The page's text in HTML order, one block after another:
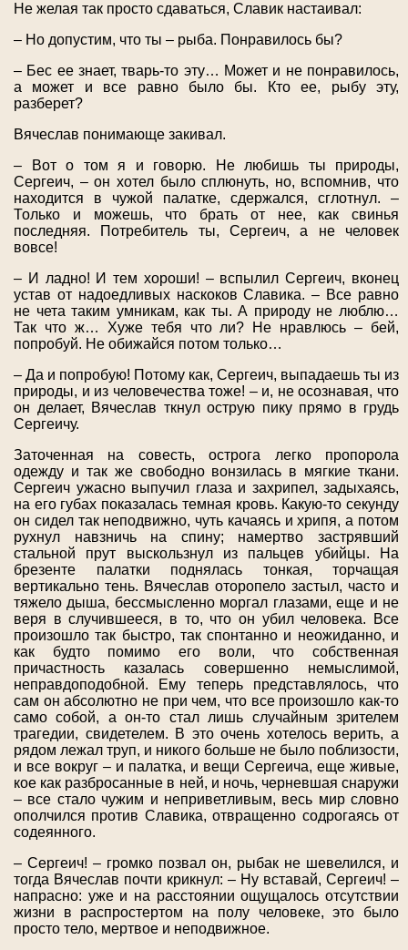
Не желая так просто сдаваться, Славик настаивал:
– Но допустим, что ты – рыба. Понравилось бы?
– Бес ее знает, тварь-то эту… Может и не понравилось,
а может и все равно было бы. Кто ее, рыбу эту,
разберет?
Вячеслав понимающе закивал.
– Вот о том я и говорю. Не любишь ты природы,
Сергеич, – он хотел было сплюнуть, но, вспомнив, что
находится в чужой палатке, сдержался, сглотнул. –
Только и можешь, что брать от нее, как свинья
последняя. Потребитель ты, Сергеич, а не человек
вовсе!
– И ладно! И тем хороши! – вспылил Сергеич, вконец
устав от надоедливых наскоков Славика. – Все равно
не чета таким умникам, как ты. А природу не люблю…
Так что ж… Хуже тебя что ли? Не нравлюсь – бей,
попробуй. Не обижайся потом только…
– Да и попробую! Потому как, Сергеич, выпадаешь ты из
природы, и из человечества тоже! – и, не осознавая, что
он делает, Вячеслав ткнул острую пику прямо в грудь
Сергеичу.
Заточенная на совесть, острога легко пропорола
одежду и так же свободно вонзилась в мягкие ткани.
Сергеич ужасно выпучил глаза и захрипел, задыхаясь,
на его губах показалась темная кровь. Какую-то секунду
он сидел так неподвижно, чуть качаясь и хрипя, а потом
рухнул навзничь на спину; намертво застрявший
стальной прут выскользнул из пальцев убийцы. На
брезенте палатки поднялась тонкая, торчащая
вертикально тень. Вячеслав оторопело застыл, часто и
тяжело дыша, бессмысленно моргал глазами, еще и не
веря в случившееся, в то, что он убил человека. Все
произошло так быстро, так спонтанно и неожиданно, и
как будто помимо его воли, что собственная
причастность казалась совершенно немыслимой,
неправдоподобной. Ему теперь представлялось, что
сам он абсолютно не при чем, что все произошло как-то
само собой, а он-то стал лишь случайным зрителем
трагедии, свидетелем. В это очень хотелось верить, а
рядом лежал труп, и никого больше не было поблизости,
и все вокруг – и палатка, и вещи Сергеича, еще живые,
кое как разбросанные в ней, и ночь, черневшая снаружи
– все стало чужим и неприветливым, весь мир словно
ополчился против Славика, отвращенно содрогаясь от
содеянного.
– Сергеич! – громко позвал он, рыбак не шевелился, и
тогда Вячеслав почти крикнул: – Ну вставай, Сергеич! –
напрасно: уже и на расстоянии ощущалось отсутствии
жизни в распростертом на полу человеке, это было
просто тело, мертвое и неподвижное.